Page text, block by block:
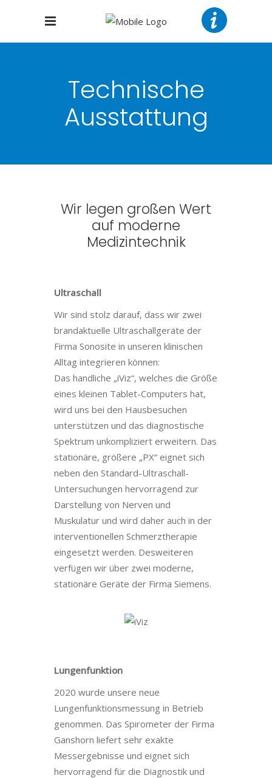
Technische
Ausstattung
Wir legen großen Wert
auf moderne
Medizintechnik
Ultraschall
Wir sind stolz darauf, dass wir zwei
brandaktuelle Ultraschallgeräte der
Firma Sonosite in unseren klinischen
Alltag integrieren können:
Das handliche „iViz“, welches die Größe
eines kleinen Tablet-Computers hat,
wird uns bei den Hausbesuchen
unterstützen und das diagnostische
Spektrum unkompliziert erweitern. Das
stationäre, größere „PX“ eignet sich
neben den Standard-Ultraschall-
Untersuchungen hervorragend zur
Darstellung von Nerven und
Muskulatur und wird daher auch in der
interventionellen Schmerztherapie
eingesetzt werden. Desweiteren
verfügen wir über zwei moderne,
stationäre Geräte der Firma Siemens.
Lungenfunktion
2020 wurde unsere neue
Lungenfunktionsmessung in Betrieb
genommen. Das Spirometer der Firma
Ganshorn liefert sehr exakte
Messergebnisse und eignet sich
hervorragend für die Diagnostik und